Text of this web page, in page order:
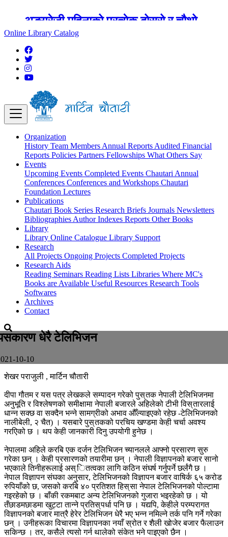
अङ्ग्रेजी महिनाको प्रत्येक दोस्रो र चौथो
शुक्रबार मार्टिन चौतारी र यसको पुस्तकालय
बन्द रहने छ ।
Online Library Catalog
Organization
History Team Members Annual Reports Audited Financial
Reports Policies Partners Fellowships What Others Say
Events
Upcoming Events Completed Events Chautari Annual
Conferences Conferences and Workshops Chautari
Foundation Lectures
Publications
Chautari Book Series Research Briefs Journals Newsletters
Bibliographies Author Indexes Reports Other Books
Library
Library Online Catalogue Library Support
Research
All Projects Ongoing Projects Completed Projects
Research Aids
Reading Seminars Reading Lists Libraries Where MC's
Books are Available Useful Resources Research Tools
Softwares
Archives
Contact
धेरै टेलिभिजन
10-10
शेखर पराजुली , मार्टिन चौतारी
दीपा गौतम र यस पत्र लेखकले सम्पादन गरेको पुस् तक नेपाली टेलिभिजनमा
अनुभूति र विश्लेषणको समीक्षामा नेपाली बजारले अहिलेको टीभी विस् तारलाई
धान्न सक्छ वा सक्दैन भन्ने सामग्रीको अभाव औँल्याइएको रहेछ -टेलिभिजनको
नालीबेली, २ चैत) । यसबारे पुस् तकको परचिय खण्डमा केही चर्चा अवश्य
गरएिको छ । थप केही जानकारी दिनु उपयोगी हुनेछ ।
नेपालमा अहिले करबि एक दर्जन टेलिभिजन च्यानलले आफ्नो प्रसारण सुरु
गरेका छन् । केही प्रसारणको तयारीमा छन् । नेपाली विज्ञापनको बजार सानो
भएकाले तिनीहरूलाई अस् ितत्वका लागि कठिन संघर्ष गर्नुपर्ने छर्लंगै छ ।
नेपाल विज्ञापन संघका अनुसार, टेलिभिजनको विज्ञापन बजार वाषिर्क ६५ करोड
रुपियाँको छ, जसको करबि ४० प्रतिशत हिस् सा नेपाल टेलिभिजनको पोल्टामा
गइरहेको छ । बाँकी रकमबाट अन्य टेलिभिजनको गुजारा भइरहेको छ । यो
तँछाडमछाडमा खुट्टा तान्ने प्रतिस् पर्धा पनि छ । यद्यपि, केहीले परम्परागत
विज्ञापनको बजार मात्रै हेरेर टेलिभिजन धेरै भए भन्न नमिल्ने तर्क पनि गर्ने गरेका
छन् । उनीहरूका विचारमा विज्ञापनका नयाँ स्रोत र शैली खोजेर बजार फैलाउन
सकिन्छ । तर, कसैले त्यसो गर्न थालेको संकेत भने पाइएको छैन ।